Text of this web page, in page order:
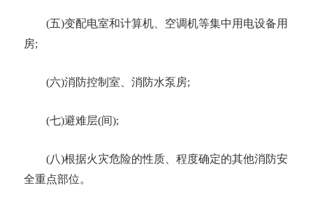
(五)变配电室和计算机、空调机等集中用电设备用
房;
(六)消防控制室、消防水泵房;
(七)避难层(间);
(八)根据火灾危险的性质、程度确定的其他消防安
全重点部位。